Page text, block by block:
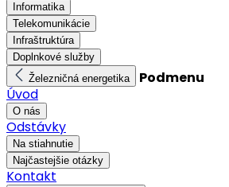
Informatika
Telekomunikácie
Infraštruktúra
Doplnkové služby
Železničná energetika
Podmenu
Úvod
O nás
Odstávky
Na stiahnutie
Najčastejšie otázky
Kontakt